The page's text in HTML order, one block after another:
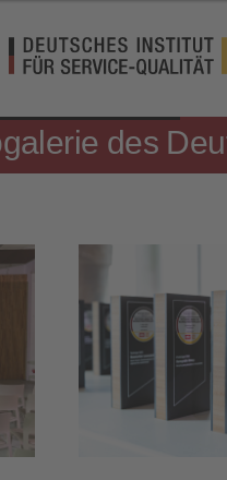
Videos - ntv.de
des